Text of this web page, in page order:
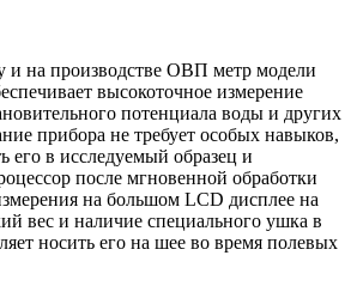
на производстве ОВП метр модели
высокоточное измерение
потенциала воды и других
прибора не требует особых навыков,
его в исследуемый образец и
после мгновенной обработки
на большом LCD дисплее на
вес и наличие специального ушка в
носить его на шее во время полевых